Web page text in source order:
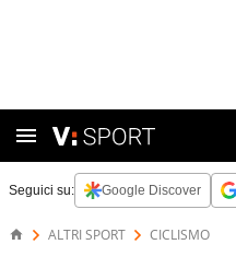
Seguici su: Google Discover
ALTRI SPORT CICLISMO